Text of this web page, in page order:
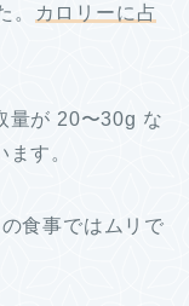
。
カロリーに占
量が 20〜30g な
す。
食事ではムリで